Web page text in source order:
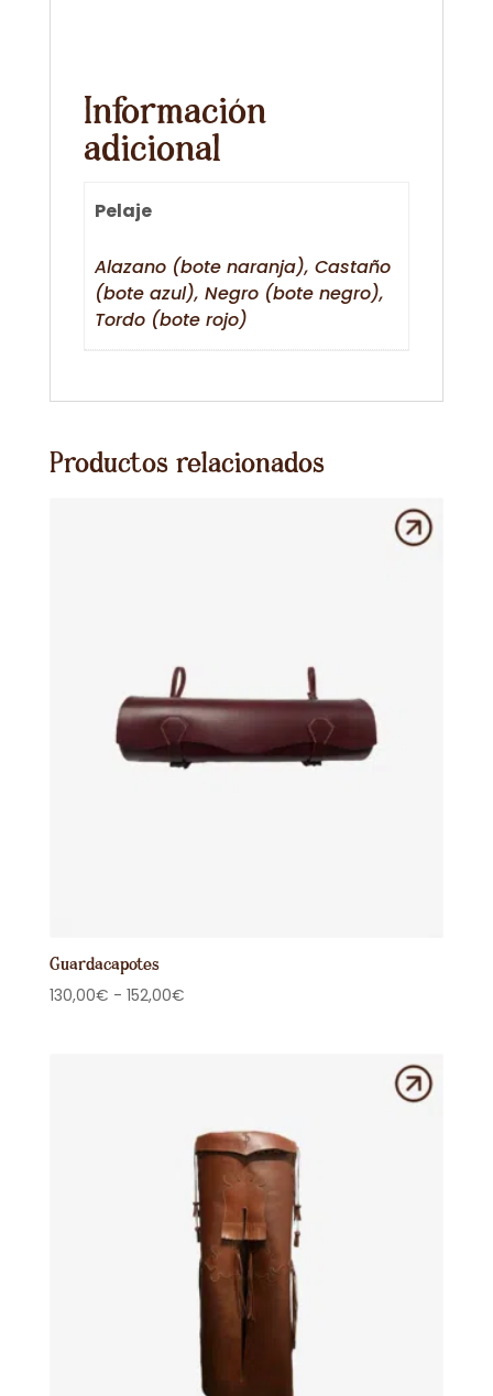
Información
adicional
Pelaje
Alazano (bote naranja), Castaño
(bote azul), Negro (bote negro),
Tordo (bote rojo)
Productos relacionados
Guardacapotes
130,00€ - 152,00€Rango
152,00€